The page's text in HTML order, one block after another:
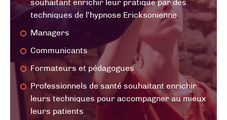
souhaitant enrichir leur pratique par des
techniques de l’hypnose Ericksonienne
Managers
Communicants
Formateurs et pédagogues
Professionnels de santé souhaitant enrichir
leurs techniques pour accompagner au mieux
leurs patients